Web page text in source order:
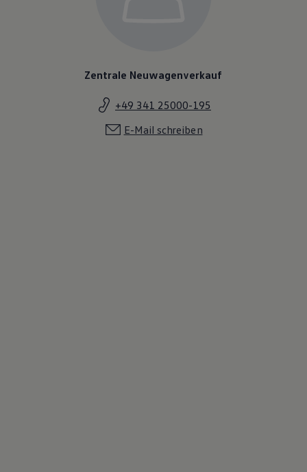
Zentrale Neuwagenverkauf
+49 341 25000-195
E-Mail schreiben